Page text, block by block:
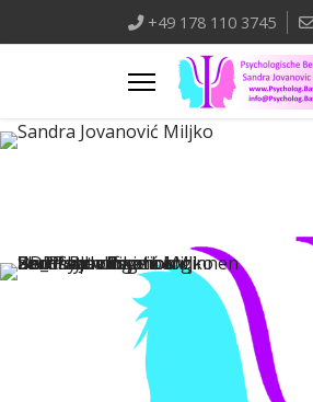
+49 178 110 3745